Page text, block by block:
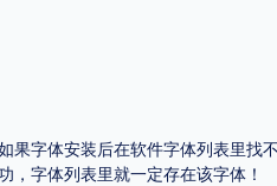
果字体安装后在软件字体列表里
，字体列表里就一定存在该字体！